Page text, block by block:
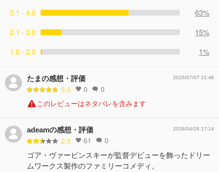
3.1 - 4.0
63%
2.1 - 3.0
15%
1.0 - 2.0
1%
たまの感想・評価
5.0 0 0
2026/07/07 21:46
このレビューはネタバレを含みます
adeamの感想・評価
2.5 61 0
2026/04/26 17:14
ゴア・ヴァービンスキーが監督デビューを飾ったドリー
ムワークス製作のファミリーコメディ。